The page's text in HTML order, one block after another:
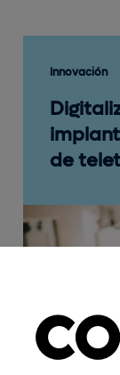
Innovación
de